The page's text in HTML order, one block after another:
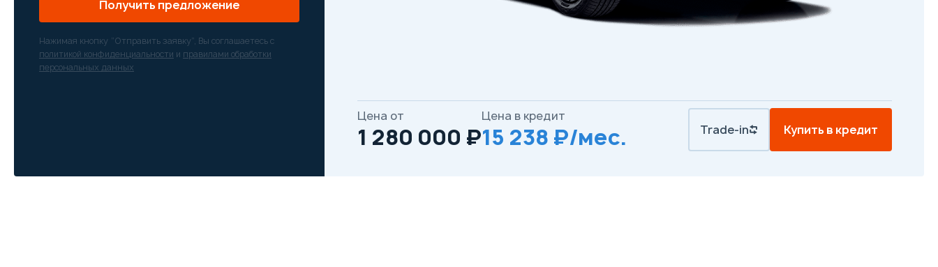
Получить предложение
Нажимая кнопку “Отправить заявку”, Вы соглашаетесь с
политикой конфиденциальности и правилами обработки
персональных данных
Цена от
1 280 000 ₽
Цена в кредит
15 238 ₽/мес. Trade-in Купить в кредит